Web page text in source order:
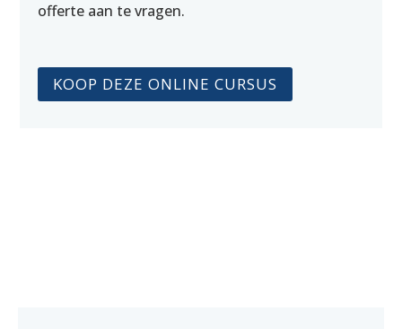
offerte aan te vragen.
KOOP DEZE ONLINE CURSUS